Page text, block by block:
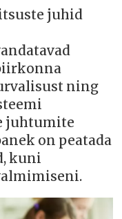
juhid
ning
juhtumite
on peatada
kuni